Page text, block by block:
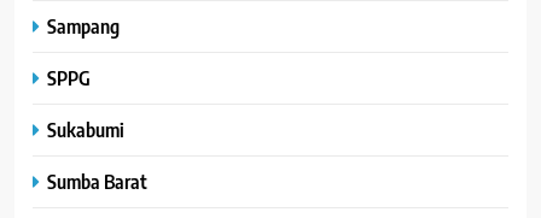
Sampang
SPPG
Sukabumi
Sumba Barat